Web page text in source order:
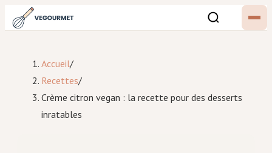
Accueil/
Recettes/
Crème citron vegan : la recette pour des desserts
inratables